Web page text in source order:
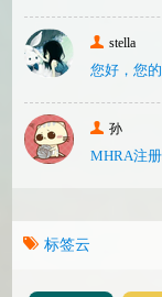
stella
您好，您
孙
MHRA注
标签云